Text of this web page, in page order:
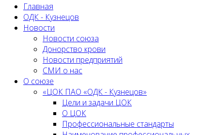
Главная
ОДК - Кузнецов
Новости
Новости союза
Донорство крови
Новости предприятий
СМИ о нас
О союзе
«ЦОК ПАО «ОДК - Кузнецов»
Цели и задачи ЦОК
О ЦОК
Профессиональные стандарты